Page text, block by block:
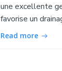
une excellente
favorise un
Read more